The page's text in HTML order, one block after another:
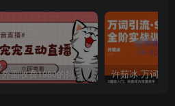
外面收费1980的抖音萌宠宠直播项目，可虚拟人直播，抖音报白，实时互动直播【软件+详细教程】